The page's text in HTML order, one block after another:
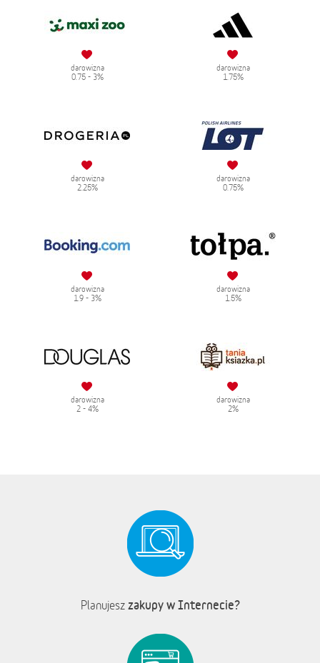
darowizna
0.75 - 3%
darowizna
1.75%
darowizna
2.25%
darowizna
0.75%
darowizna
1.9 - 3%
darowizna
1.5%
darowizna
2 - 4%
darowizna
2%
Planujesz zakupy w Internecie?